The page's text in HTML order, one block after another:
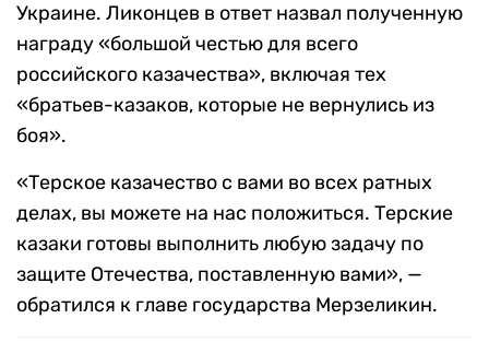
Украине. Ликонцев в ответ назвал полученную
награду «большой честью для всего
российского казачества», включая тех
«братьев-казаков, которые не вернулись из
боя».
«Терское казачество с вами во всех ратных
делах, вы можете на нас положиться. Терские
казаки готовы выполнить любую задачу по
защите Отечества, поставленную вами», —
обратился к главе государства Мерзеликин.